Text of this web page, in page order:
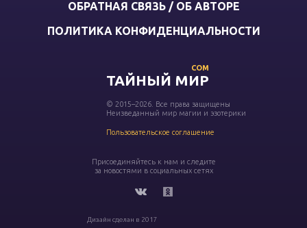
ОБРАТНАЯ СВЯЗЬ / ОБ АВТОРЕ
ПОЛИТИКА КОНФИДЕНЦИАЛЬНОСТИ
ТАЙНЫЙ МИР
COM
© 2015–2026. Все права защищены
Неизведанный мир магии и эзотерики
Пользовательское соглашение
Присоединяйтесь к нам и следите
за новостями в социальных сетях
Дизайн сделан в 2017